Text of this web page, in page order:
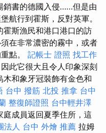
銷書的德國入侵……但是由
航行到霍斯，反對英軍。
霍斯漁民和港口港口的訪
在非常濃密的霧中，或者
點。 記帳士 證照 找工作
此它很大且令人印象深刻
木和象牙冠裝飾有金色和
台中 撥筋 北投 推拿 台中
整復師證照 台中輕井澤
成員返回夏季住所，這
法人 台中 外燴 推薦 拉姆